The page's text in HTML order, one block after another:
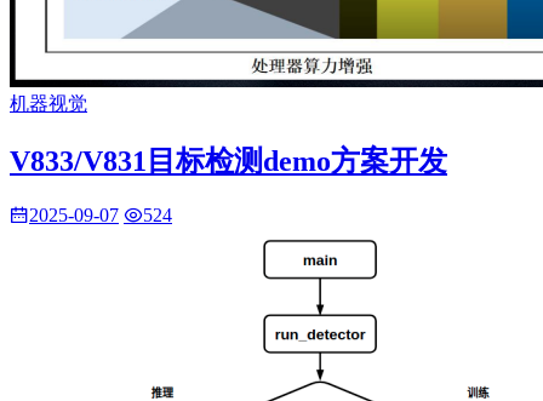
机器视觉
V833/V831目标检测demo方案开发
2025-09-07 524